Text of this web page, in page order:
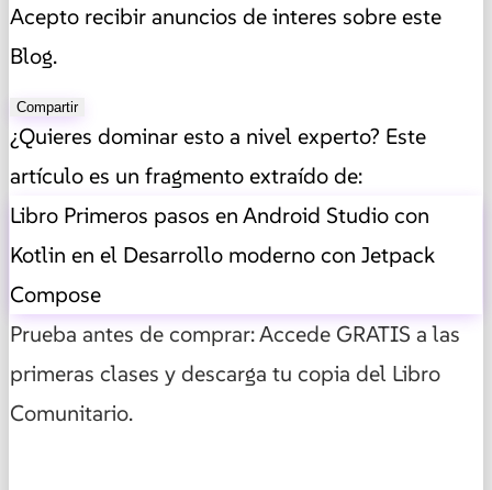
Acepto recibir anuncios de interes sobre este
Blog.
Compartir
¿Quieres dominar esto a nivel experto? Este
artículo es un fragmento extraído de:
Libro Primeros pasos en Android Studio con
Kotlin en el Desarrollo moderno con Jetpack
Compose
Prueba antes de comprar: Accede GRATIS a las
primeras clases y descarga tu copia del Libro
Comunitario.